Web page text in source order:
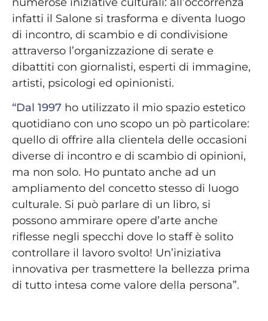
infatti il Salone si trasforma e diventa luogo
di incontro, di scambio e di condivisione
attraverso l’organizzazione di serate e
dibattiti con giornalisti, esperti di immagine,
artisti, psicologi ed opinionisti.
“Dal 1997 ho utilizzato il mio spazio estetico
quotidiano con uno scopo un pò particolare:
quello di offrire alla clientela delle occasioni
diverse di incontro e di scambio di opinioni,
ma non solo. Ho puntato anche ad un
ampliamento del concetto stesso di luogo
culturale. Si può parlare di un libro, si
possono ammirare opere d’arte anche
riflesse negli specchi dove lo staff è solito
controllare il lavoro svolto! Un’iniziativa
innovativa per trasmettere la bellezza prima
di tutto intesa come valore della persona”.